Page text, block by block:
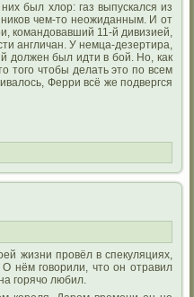
был хлор: газ выпускался из
чем-то неожиданным. И от
командовавший 11-й дивизией,
англичан. У немца-дезертира,
должен был идти в бой. Но, как
того чтобы делать это по всем
Ферри всё же подвергся
жизни провёл в спекуляциях,
нём говорили, что он отравил
горячо любил.